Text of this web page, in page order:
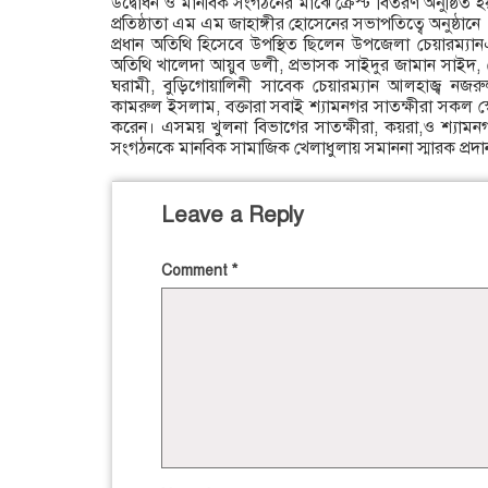
প্রতিষ্ঠাতা এম এম জাহাঙ্গীর হোসেনের সভাপতিত্বে অনুষ্ঠানে
প্রধান অতিথি হিসেবে উপস্থিত ছিলেন উপজেলা
অতিথি খালেদা আয়ুব ডলী, প্রভাসক সাইদুর জামান
ঘরামী, বুড়িগোয়ালিনী সাবেক চেয়ারম্যান আলহাজ্ব
কামরুল ইসলাম, বক্তারা সবাই শ্যামনগর সাতক্ষীরা সকল
করেন। এসময় খুলনা বিভাগের সাতক্ষীরা, কয়রা,ও
সংগঠনকে মানবিক সামাজিক খেলাধুলায় সমাননা স্মারক
Leave a Reply
Comment *